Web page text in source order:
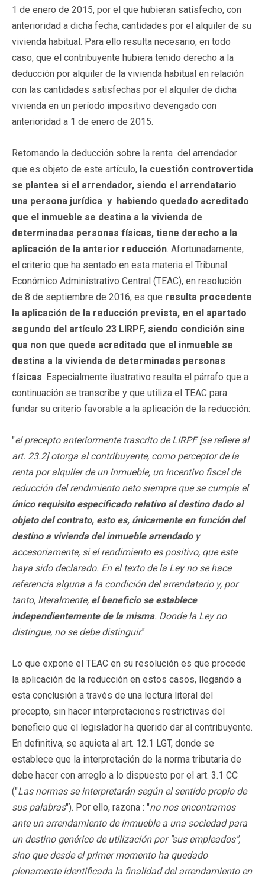
1 de enero de 2015, por el que hubieran satisfecho, con
anterioridad a dicha fecha, cantidades por el alquiler de su
vivienda habitual. Para ello resulta necesario, en todo
caso, que el contribuyente hubiera tenido derecho a la
deducción por alquiler de la vivienda habitual en relación
con las cantidades satisfechas por el alquiler de dicha
vivienda en un período impositivo devengado con
anterioridad a 1 de enero de 2015.
Retomando la deducción sobre la renta del arrendador
que es objeto de este artículo, la cuestión controvertida
se plantea si el arrendador, siendo el arrendatario
una persona jurídica y habiendo quedado acreditado
que el inmueble se destina a la vivienda de
determinadas personas físicas, tiene derecho a la
aplicación de la anterior reducción. Afortunadamente,
el criterio que ha sentado en esta materia el Tribunal
Económico Administrativo Central (TEAC), en resolución
de 8 de septiembre de 2016, es que resulta procedente
la aplicación de la reducción prevista, en el apartado
segundo del artículo 23 LIRPF, siendo condición sine
qua non que quede acreditado que el inmueble se
destina a la vivienda de determinadas personas
físicas. Especialmente ilustrativo resulta el párrafo que a
continuación se transcribe y que utiliza el TEAC para
fundar su criterio favorable a la aplicación de la reducción:
"el precepto anteriormente trascrito de LIRPF [se refiere al
art. 23.2] otorga al contribuyente, como perceptor de la
renta por alquiler de un inmueble, un incentivo fiscal de
reducción del rendimiento neto siempre que se cumpla el
único requisito especificado relativo al destino dado al
objeto del contrato, esto es, únicamente en función del
destino a vivienda del inmueble arrendadoy
accesoriamente, si el rendimiento es positivo, que este
haya sido declarado. En el texto de la Ley no se hace
referencia alguna a la condición del arrendatario y, por
tanto, literalmente, el beneficio se establece
independientemente de la misma. Donde la Ley no
distingue, no se debe distinguir."
Lo que expone el TEAC en su resolución es que procede
la aplicación de la reducción en estos casos, llegando a
esta conclusión a través de una lectura literal del
precepto, sin hacer interpretaciones restrictivas del
beneficio que el legislador ha querido dar al contribuyente.
En definitiva, se aquieta al art. 12.1 LGT, donde se
establece que la interpretación de la norma tributaria de
debe hacer con arreglo a lo dispuesto por el art. 3.1 CC
("Las normas se interpretarán según el sentido propio de
sus palabras"). Por ello, razona : "no nos encontramos
ante un arrendamiento de inmueble a una sociedad para
un destino genérico de utilización por "sus empleados",
sino que desde el primer momento ha quedado
plenamente identificada la finalidad del arrendamiento en